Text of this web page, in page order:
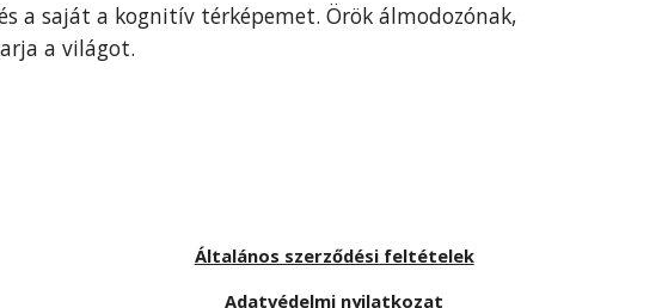
a saját a kognitív térképemet. Örök álmodozónak,
a világot.
Általános szerződési feltételek
Adatvédelmi nyilatkozat